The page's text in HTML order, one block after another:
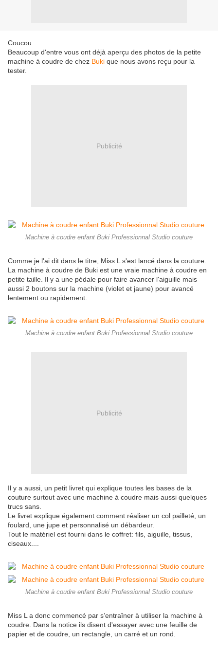
Coucou
Beaucoup d'entre vous ont déjà aperçu des photos de la petite
machine à coudre de chez Buki que nous avons reçu pour la
tester.
Publicité
Machine à coudre enfant Buki Professionnal Studio couture
Comme je l'ai dit dans le titre, Miss L s'est lancé dans la couture.
La machine à coudre de Buki est une vraie machine à coudre en
petite taille. Il y a une pédale pour faire avancer l'aiguille mais
aussi 2 boutons sur la machine (violet et jaune) pour avancé
lentement ou rapidement.
Machine à coudre enfant Buki Professionnal Studio couture
Publicité
Il y a aussi, un petit livret qui explique toutes les bases de la
couture surtout avec une machine à coudre mais aussi quelques
trucs sans.
Le livret explique également comment réaliser un col pailleté, un
foulard, une jupe et personnalisé un débardeur.
Tout le matériel est fourni dans le coffret: fils, aiguille, tissus,
ciseaux....
Machine à coudre enfant Buki Professionnal Studio couture
Miss L a donc commencé par s’entraîner à utiliser la machine à
coudre. Dans la notice ils disent d'essayer avec une feuille de
papier et de coudre, un rectangle, un carré et un rond.